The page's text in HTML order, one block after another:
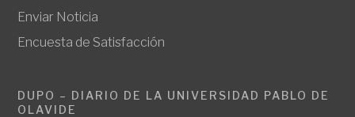
Enviar Noticia
Encuesta de Satisfacción
DUPO – DIARIO DE LA UNIVERSIDAD PABLO DE
OLAVIDE